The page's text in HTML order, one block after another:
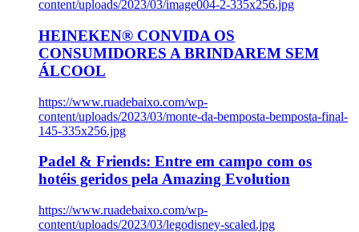
content/uploads/2023/03/image004-2-335x256.jpg
HEINEKEN® CONVIDA OS
CONSUMIDORES A BRINDAREM SEM
ÁLCOOL
https://www.ruadebaixo.com/wp-
content/uploads/2023/03/monte-da-bemposta-bemposta-final-
145-335x256.jpg
Padel & Friends: Entre em campo com os
hotéis geridos pela Amazing Evolution
https://www.ruadebaixo.com/wp-
content/uploads/2023/03/legodisney-scaled.jpg